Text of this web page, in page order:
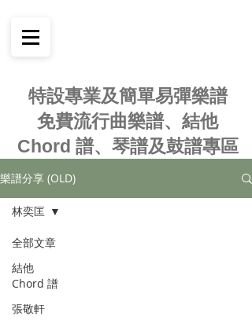
特設專業及簡單易彈樂譜
免費流行曲樂譜、結他
Chord 譜、琴譜及鼓譜專區
樂譜分享 (OLD)
全部文章
結他
Chord 譜
張敬軒
林奕匡